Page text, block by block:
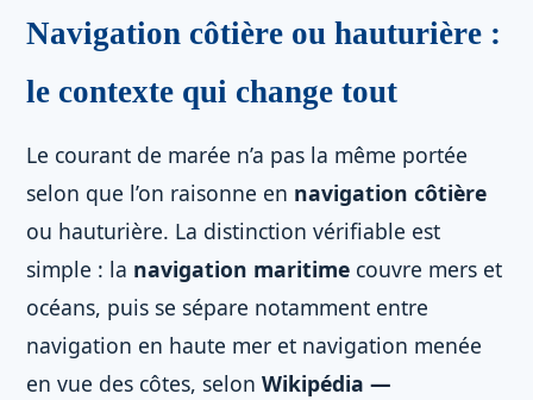
Navigation côtière ou hauturière :
le contexte qui change tout
Le courant de marée n’a pas la même portée
selon que l’on raisonne en navigation côtière
ou hauturière. La distinction vérifiable est
simple : la navigation maritime couvre mers et
océans, puis se sépare notamment entre
navigation en haute mer et navigation menée
en vue des côtes, selon Wikipédia —